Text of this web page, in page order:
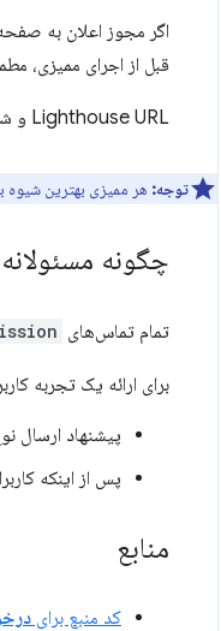
قبل از اجرای ممیزی،
Lighthouse URL و شماره خط هر درخواست مجوز اطلاع رسانی را گزارش می کند.
توجه: هر ممیزی بهترین شیوه
چگونه
تمام تماس‌های
برای ارائه یک تجربه
پیشنهاد ارسال
پس از اینکه
منابع
کد منبع برای